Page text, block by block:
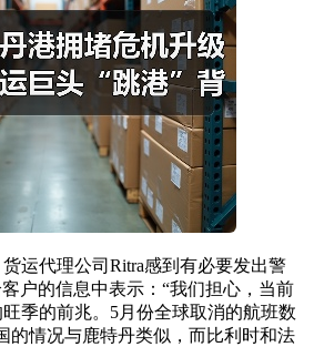
代理公司Ritra感到有必要发出警
户的信息中表示：“我们担心，当前
季的前兆。5月份全球取消的航班数
的情况与鹿特丹类似，而比利时和法